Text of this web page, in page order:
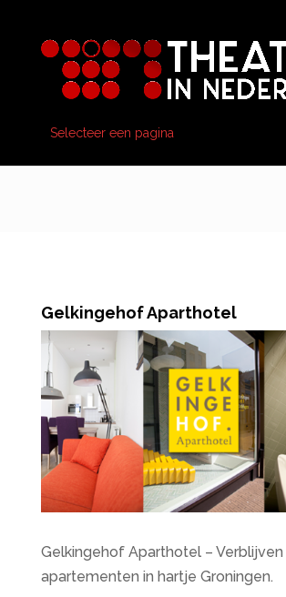
Selecteer een pagina
Gelkingehof Aparthotel
Gelkingehof Aparthotel – Verblijven
apartementen in hartje Groningen.